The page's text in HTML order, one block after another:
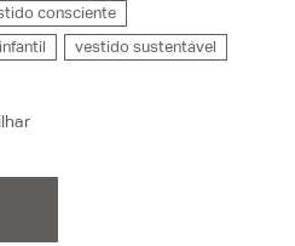
consciente
vestido sustentável